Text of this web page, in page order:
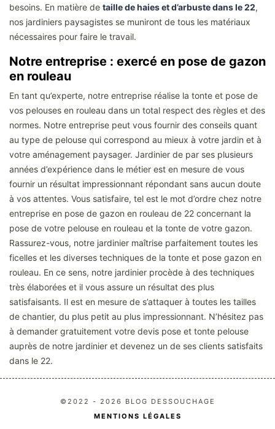
besoins. En matière de taille de haies et d’arbuste dans le 22,
nos jardiniers paysagistes se muniront de tous les matériaux
nécessaires pour faire le travail.
Notre entreprise : exercé en pose de gazon
en rouleau
En tant qu’experte, notre entreprise réalise la tonte et pose de
vos pelouses en rouleau dans un total respect des règles et des
normes. Notre entreprise peut vous fournir des conseils quant
au type de pelouse qui correspond au mieux à votre jardin et à
votre aménagement paysager. Jardinier de par ses plusieurs
années d’expérience dans le métier est en mesure de vous
fournir un résultat impressionnant répondant sans aucun doute
à vos attentes. Vous satisfaire, tel est le mot d’ordre chez notre
entreprise en pose de gazon en rouleau de 22 concernant la
pose de votre pelouse en rouleau et la tonte de votre gazon.
Rassurez-vous, notre jardinier maîtrise parfaitement toutes les
ficelles et les diverses techniques de la tonte et pose gazon en
rouleau. En ce sens, notre jardinier procède à des techniques
très élaborées et il vous assure un résultat des plus
satisfaisants. Il est en mesure de s’attaquer à toutes les tailles
de chantier, du plus petit au plus impressionnant. N’hésitez pas
à demander gratuitement votre devis pose et tonte pelouse
auprès de notre jardinier et devenez un de ses clients satisfaits
dans le 22.
©2022 - 2026 BLOG DESSOUCHAGE
MENTIONS LÉGALES